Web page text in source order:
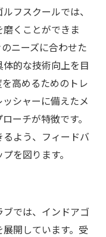
フスクールでは、
くことができま
ニーズに合わせた
的な技術向上を目
高めるためのトレ
シャーに備えたメ
ーチが特徴です。
よう、フィードバ
を図ります。
では、インドアゴ
開しています。受